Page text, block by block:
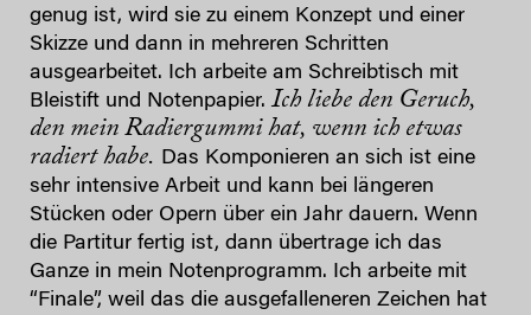
genug ist, wird sie zu einem Konzept und einer
Skizze und dann in mehreren Schritten
ausgearbeitet. Ich arbeite am Schreibtisch mit
Bleistift und Notenpapier. Ich liebe den Geruch,
den mein Radiergummi hat, wenn ich etwas
radiert habe. Das Komponieren an sich ist eine
sehr intensive Arbeit und kann bei längeren
Stücken oder Opern über ein Jahr dauern. Wenn
die Partitur fertig ist, dann übertrage ich das
Ganze in mein Notenprogramm. Ich arbeite mit
“Finale”, weil das die ausgefalleneren Zeichen hat